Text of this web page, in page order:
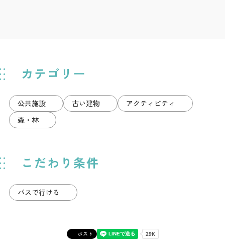
カテゴリー
公共施設 古い建物
アクティビティ
森・林
こだわり条件
バスで行ける
ポスト